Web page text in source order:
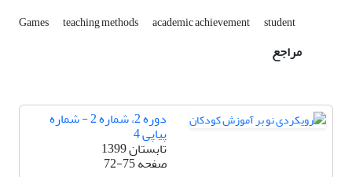
Games teaching methods academic achievement student
مراجع
دوره 2، شماره 2 - شماره
پیاپی 4
تابستان 1399
صفحه72-75